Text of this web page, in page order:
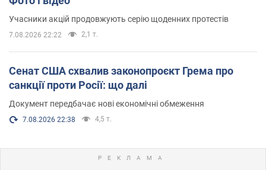
Учасники акцій продовжують серію щоденних протестів
7.08.2026 22:22 2,1 т.
Сенат США схвалив законопроєкт Грема про
санкції проти Росії: що далі
Документ передбачає нові економічні обмеження
7.08.2026 22:38 4,5 т.